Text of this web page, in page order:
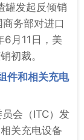
罐发起反倾销
务部对进口
6月11日，美
初裁。
件和相关充电
会（ITC）发
关充电设备